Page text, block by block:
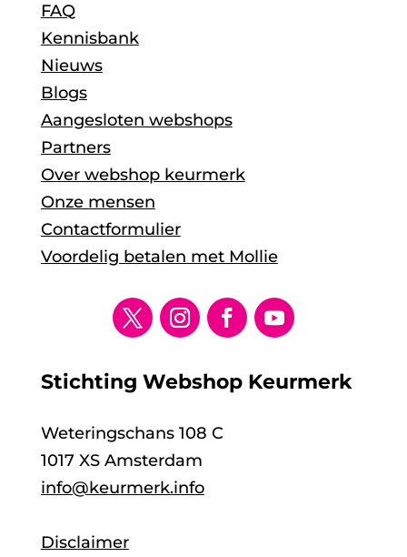
FAQ
Kennisbank
Nieuws
Blogs
Aangesloten webshops
Partners
Over webshop keurmerk
Onze mensen
Contactformulier
Voordelig betalen met Mollie
Stichting Webshop Keurmerk
Weteringschans 108 C
1017 XS Amsterdam
info@keurmerk.info
Disclaimer